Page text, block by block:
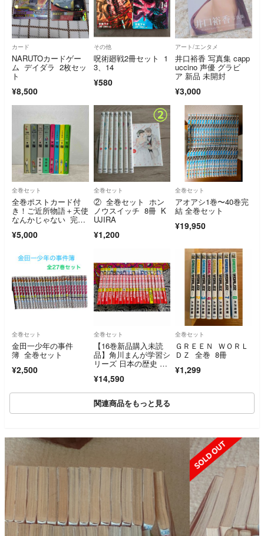
カード
NARUTOカードゲー
ム デイダラ 2枚セッ
ト
¥8,500
その他
呪術廻戦2冊セット 1
3、14
¥580
アート/エンタメ
井口裕香 写真集 capp
uccino 声優 グラビ
ア 新品 未開封
¥3,000
全巻セット
全巻ポストカード付
き！ご近所物語＋天使
なんかじゃない 完全
¥5,000
全巻セット
② 全巻セット ホン
ノウスイッチ 8冊 K
UJIRA
¥1,200
全巻セット
アオアシ1巻〜40巻完
結 全巻セット
¥19,950
全巻セット
金田一少年の事件
簿 全巻セット
¥2,500
全巻セット
【16巻新品購入未読
品】角川まんが学習シ
リーズ 日本の歴史 全
¥14,590
全巻セット
ＧＲＥＥＮ ＷＯＲＬ
ＤＺ 全巻 8冊
¥1,299
関連商品をもっと見る
SOLD OUT